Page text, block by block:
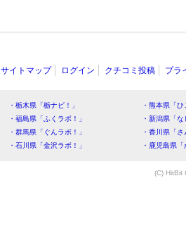
サイトマップ ログイン クチコミ投稿 プラ
・栃木県「栃ナビ！」
・熊本県「
・福島県「ふくラボ！」
・新潟県「
・群馬県「ぐんラボ！」
・香川県「
・石川県「金沢ラボ！」
・鹿児島県
(C) HitBit